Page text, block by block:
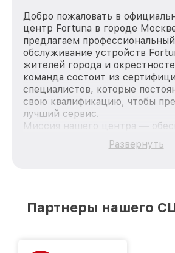
Добро пожаловать в
центр Fortuna в городе
предлагаем
обслуживание устройств
жителей города и
команда состоит из
специалистов, которые
свою квалификацию, чтобы
лучший сервис.
Миссия нашего центра —
качественный и доступный
каждого пользователя
лучшим сервисным центром
Развернуть
Партнеры нашего